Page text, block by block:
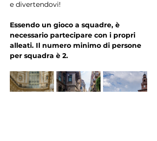
e divertendovi!
Essendo un gioco a squadre, è
necessario partecipare con i propri
alleati. Il numero minimo di persone
per squadra è 2.